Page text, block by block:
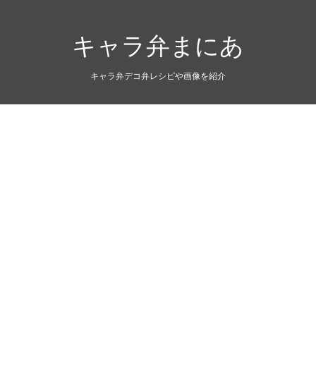
キャラ弁まにあ
キャラ弁デコ弁レシピや画像を紹介